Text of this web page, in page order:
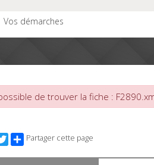
Vos démarches
de trouver la fiche :
TwitterPartager cette page